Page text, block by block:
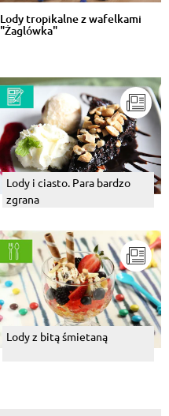
Lody tropikalne z wafelkami
"Żaglówka"
Lody i ciasto. Para bardzo
zgrana
Lody z bitą śmietaną